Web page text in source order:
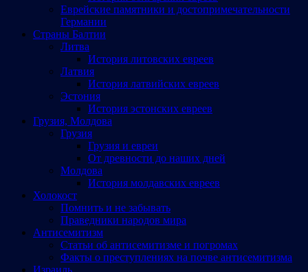
Еврейские памятники и достопримечательности
Германии
Страны Балтии
Литва
История литовских евреев
Латвия
История латвийских евреев
Эстония
История эстонских евреев
Грузия, Молдова
Грузия
Грузия и евреи
От древности до наших дней
Молдова
История молдавских евреев
Холокост
Помнить и не забывать
Праведники народов мира
Антисемитизм
Статьи об антисемитизме и погромах
Факты о преступлениях на почве антисемитизма
Израиль